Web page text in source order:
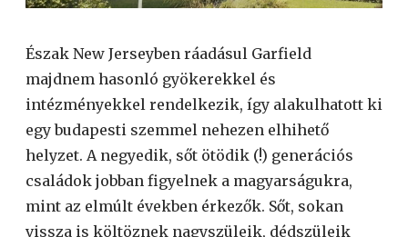
Észak New Jerseyben ráadásul Garfield
majdnem hasonló gyökerekkel és
intézményekkel rendelkezik, így alakulhatott ki
egy budapesti szemmel nehezen elhihető
helyzet. A negyedik, sőt ötödik (!) generációs
családok jobban figyelnek a magyarságukra,
mint az elmúlt években érkezők. Sőt, sokan
vissza is költöznek nagyszüleik, dédszüleik